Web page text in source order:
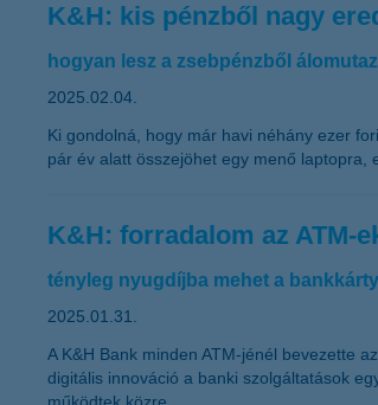
K&H: kis pénzből nagy
hogyan lesz a zsebpénzből
2025.02.04.
Ki gondolná, hogy már havi néhány ezer
pár év alatt összejöhet egy menő laptopra,
K&H: forradalom az ATM-
tényleg nyugdíjba mehet a
2025.01.31.
A K&H Bank minden ATM-jénél bevezette
digitális innováció a banki szolgáltatások